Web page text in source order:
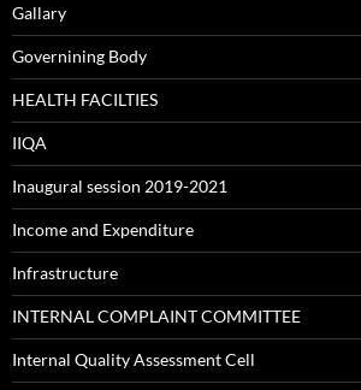
Gallary
Governining Body
HEALTH FACILTIES
IIQA
Inaugural session 2019-2021
Income and Expenditure
Infrastructure
INTERNAL COMPLAINT COMMITTEE
Internal Quality Assessment Cell